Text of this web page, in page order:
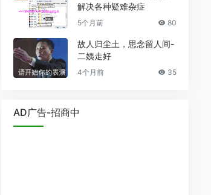
解决各种疑难杂症
5个月前 80
故人归尘土，思念留人间-
二姨走好
4个月前 35
AD广告-招商中